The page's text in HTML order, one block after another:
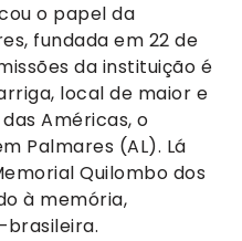
o papel da
fundada em 22 de
da instituição é
local de maior e
Américas, o
Palmares (AL). Lá
Quilombo dos
à memória,